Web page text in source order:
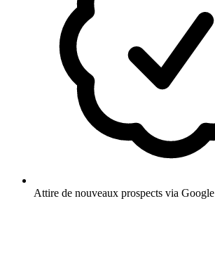
Attire de nouveaux prospects via Google